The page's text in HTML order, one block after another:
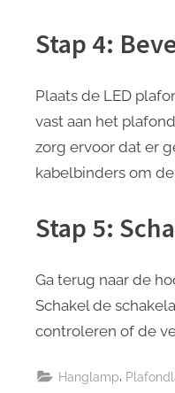
Stap 4:
Plaats de LED
vast aan het
zorg ervoor dat er
kabelbinders om
Stap 5:
Ga terug naar de
Schakel de
controleren of de
Hanglamp